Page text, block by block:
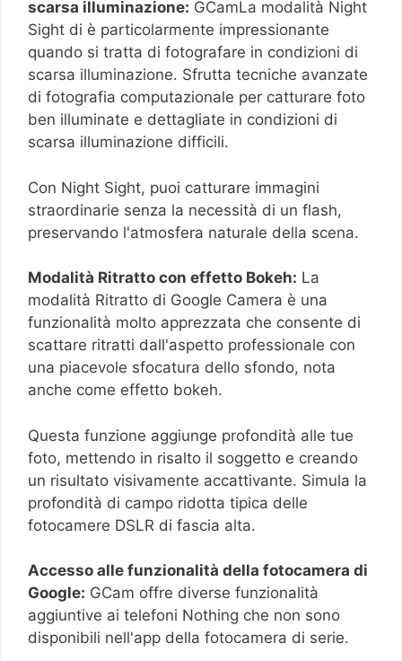
scarsa illuminazione: GCamLa modalità Night
Sight di è particolarmente impressionante
quando si tratta di fotografare in condizioni di
scarsa illuminazione. Sfrutta tecniche avanzate
di fotografia computazionale per catturare foto
ben illuminate e dettagliate in condizioni di
scarsa illuminazione difficili.
Con Night Sight, puoi catturare immagini
straordinarie senza la necessità di un flash,
preservando l'atmosfera naturale della scena.
Modalità Ritratto con effetto Bokeh: La
modalità Ritratto di Google Camera è una
funzionalità molto apprezzata che consente di
scattare ritratti dall'aspetto professionale con
una piacevole sfocatura dello sfondo, nota
anche come effetto bokeh.
Questa funzione aggiunge profondità alle tue
foto, mettendo in risalto il soggetto e creando
un risultato visivamente accattivante. Simula la
profondità di campo ridotta tipica delle
fotocamere DSLR di fascia alta.
Accesso alle funzionalità della fotocamera di
Google: GCam offre diverse funzionalità
aggiuntive ai telefoni Nothing che non sono
disponibili nell'app della fotocamera di serie.